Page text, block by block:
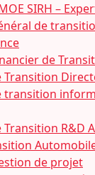
SIRH –
de
de
Transition
transition
Transition R&D
de projet